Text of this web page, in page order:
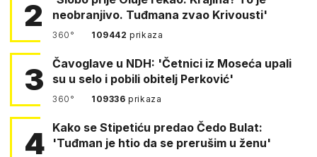
2
neobranjivo. Tuđmana zvao Krivousti'
360° 109442prikaza
3
Čavoglave u NDH: 'Četnici iz Moseća upali
su u selo i pobili obitelj Perković'
360° 109336prikaza
4 Kako se Stipetiću predao Čedo Bulat:
'Tuđman je htio da se prerušim u ženu'